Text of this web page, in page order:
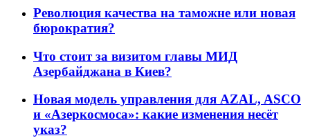
Революция качества на таможне или новая
бюрократия?
Что стоит за визитом главы МИД
Азербайджана в Киев?
Новая модель управления для AZAL, ASCO
и «Азеркосмоса»: какие изменения несёт
указ?